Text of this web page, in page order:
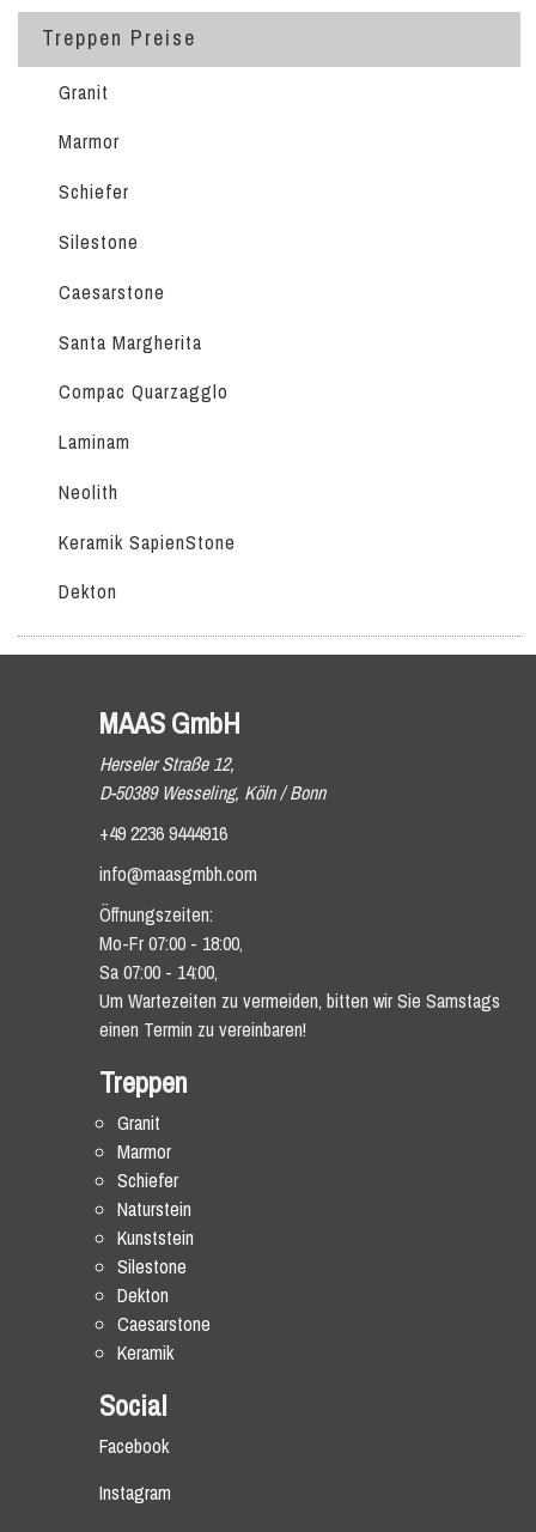
Treppen Preise
Granit
Marmor
Schiefer
Silestone
Caesarstone
Santa Margherita
Compac Quarzagglo
Laminam
Neolith
Keramik SapienStone
Dekton
MAAS GmbH
Herseler Straße 12,
D-50389 Wesseling, Köln / Bonn
+49 2236 9444916
info@maasgmbh.com
Öffnungszeiten:
Mo-Fr 07:00 - 18:00,
Sa 07:00 - 14:00,
Um Wartezeiten zu vermeiden, bitten wir Sie Samstags
einen Termin zu vereinbaren!
Treppen
Granit
Marmor
Schiefer
Naturstein
Kunststein
Silestone
Dekton
Caesarstone
Keramik
Social
Facebook
Instagram